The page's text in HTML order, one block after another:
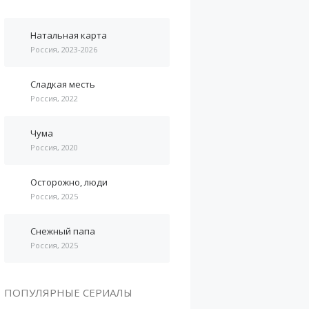
Натальная карта
Россия, 2023-2026
Сладкая месть
Россия, 2022
Чума
Россия, 2020
Осторожно, люди
Россия, 2025
Снежный папа
Россия, 2025
ПОПУЛЯРНЫЕ СЕРИАЛЫ